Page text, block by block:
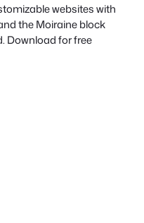
websites with
the Moiraine block
Download for free